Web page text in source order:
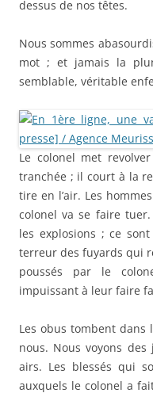
colonel va se faire tuer.
terreur des fuyards qui
poussés par le
impuissant à leur faire
Les obus tombent
nous. Nous voyons des
airs. Les blessés qui
auxquels le colonel a
ou douze à la fois.
Voici le capitaine
on ? ». On lui montre
milieu des obus et
« Chargez ! »
Le capitaine Crouzette
reste ne suit pas. Le
venir la 5 compagnie ! »